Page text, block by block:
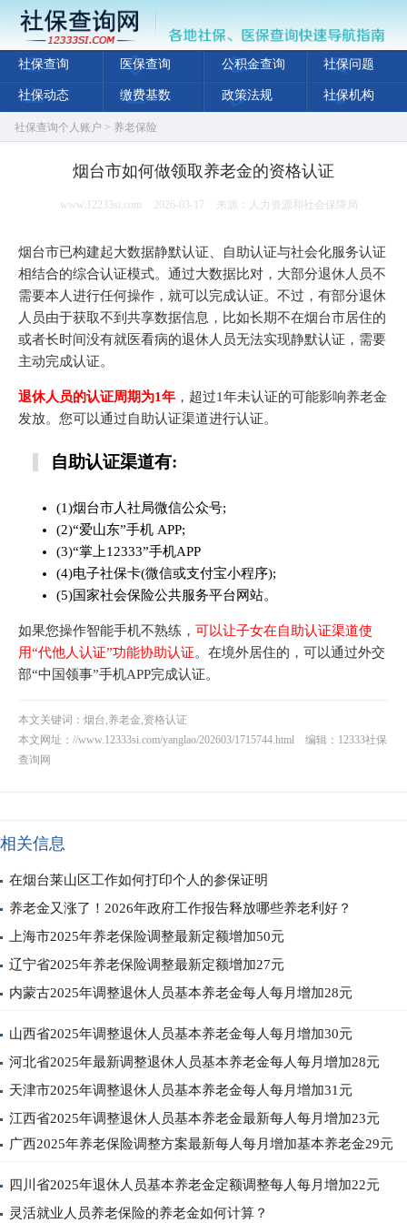
社保查询 医保查询 公积金查询 社保问题
社保动态 缴费基数 政策法规 社保机构
社保查询个人账户 > 养老保险
烟台市如何做领取养老金的资格认证
www.12233si.com 2026-03-17 来源：人力资源和社会保障局
烟台市已构建起大数据静默认证、自助认证与社会化服务认证
相结合的综合认证模式。通过大数据比对，大部分退休人员不
需要本人进行任何操作，就可以完成认证。不过，有部分退休
人员由于获取不到共享数据信息，比如长期不在烟台市居住的
或者长时间没有就医看病的退休人员无法实现静默认证，需要
主动完成认证。
退休人员的认证周期为1年 ，超过1年未认证的可能影响养老金
发放。您可以通过自助认证渠道进行认证。
自助认证渠道有:
(1)烟台市人社局微信公众号;
(2)“爱山东”手机 APP;
(3)“掌上12333”手机APP
(4)电子社保卡(微信或支付宝小程序);
(5)国家社会保险公共服务平台网站。
如果您操作智能手机不熟练， 可以让子女在自助认证渠道使
用“代他人认证”功能协助认证。在境外居住的，可以通过外交
部“中国领事”手机APP完成认证。
本文关键词：烟台,养老金,资格认证
本文网址： //www.12333si.com/yanglao/202603/1715744.html 编辑：12333社保
查询网
相关信息
在烟台莱山区工作如何打印个人的参保证明
养老金又涨了！2026年政府工作报告释放哪些养老利好？
上海市2025年养老保险调整最新定额增加50元
辽宁省2025年养老保险调整最新定额增加27元
内蒙古2025年调整退休人员基本养老金每人每月增加28元
山西省2025年调整退休人员基本养老金每人每月增加30元
河北省2025年最新调整退休人员基本养老金每人每月增加28元
天津市2025年调整退休人员基本养老金每人每月增加31元
江西省2025年调整退休人员基本养老金最新每人每月增加23元
广西2025年养老保险调整方案最新每人每月增加基本养老金29元
四川省2025年退休人员基本养老金定额调整每人每月增加22元
灵活就业人员养老保险的养老金如何计算？